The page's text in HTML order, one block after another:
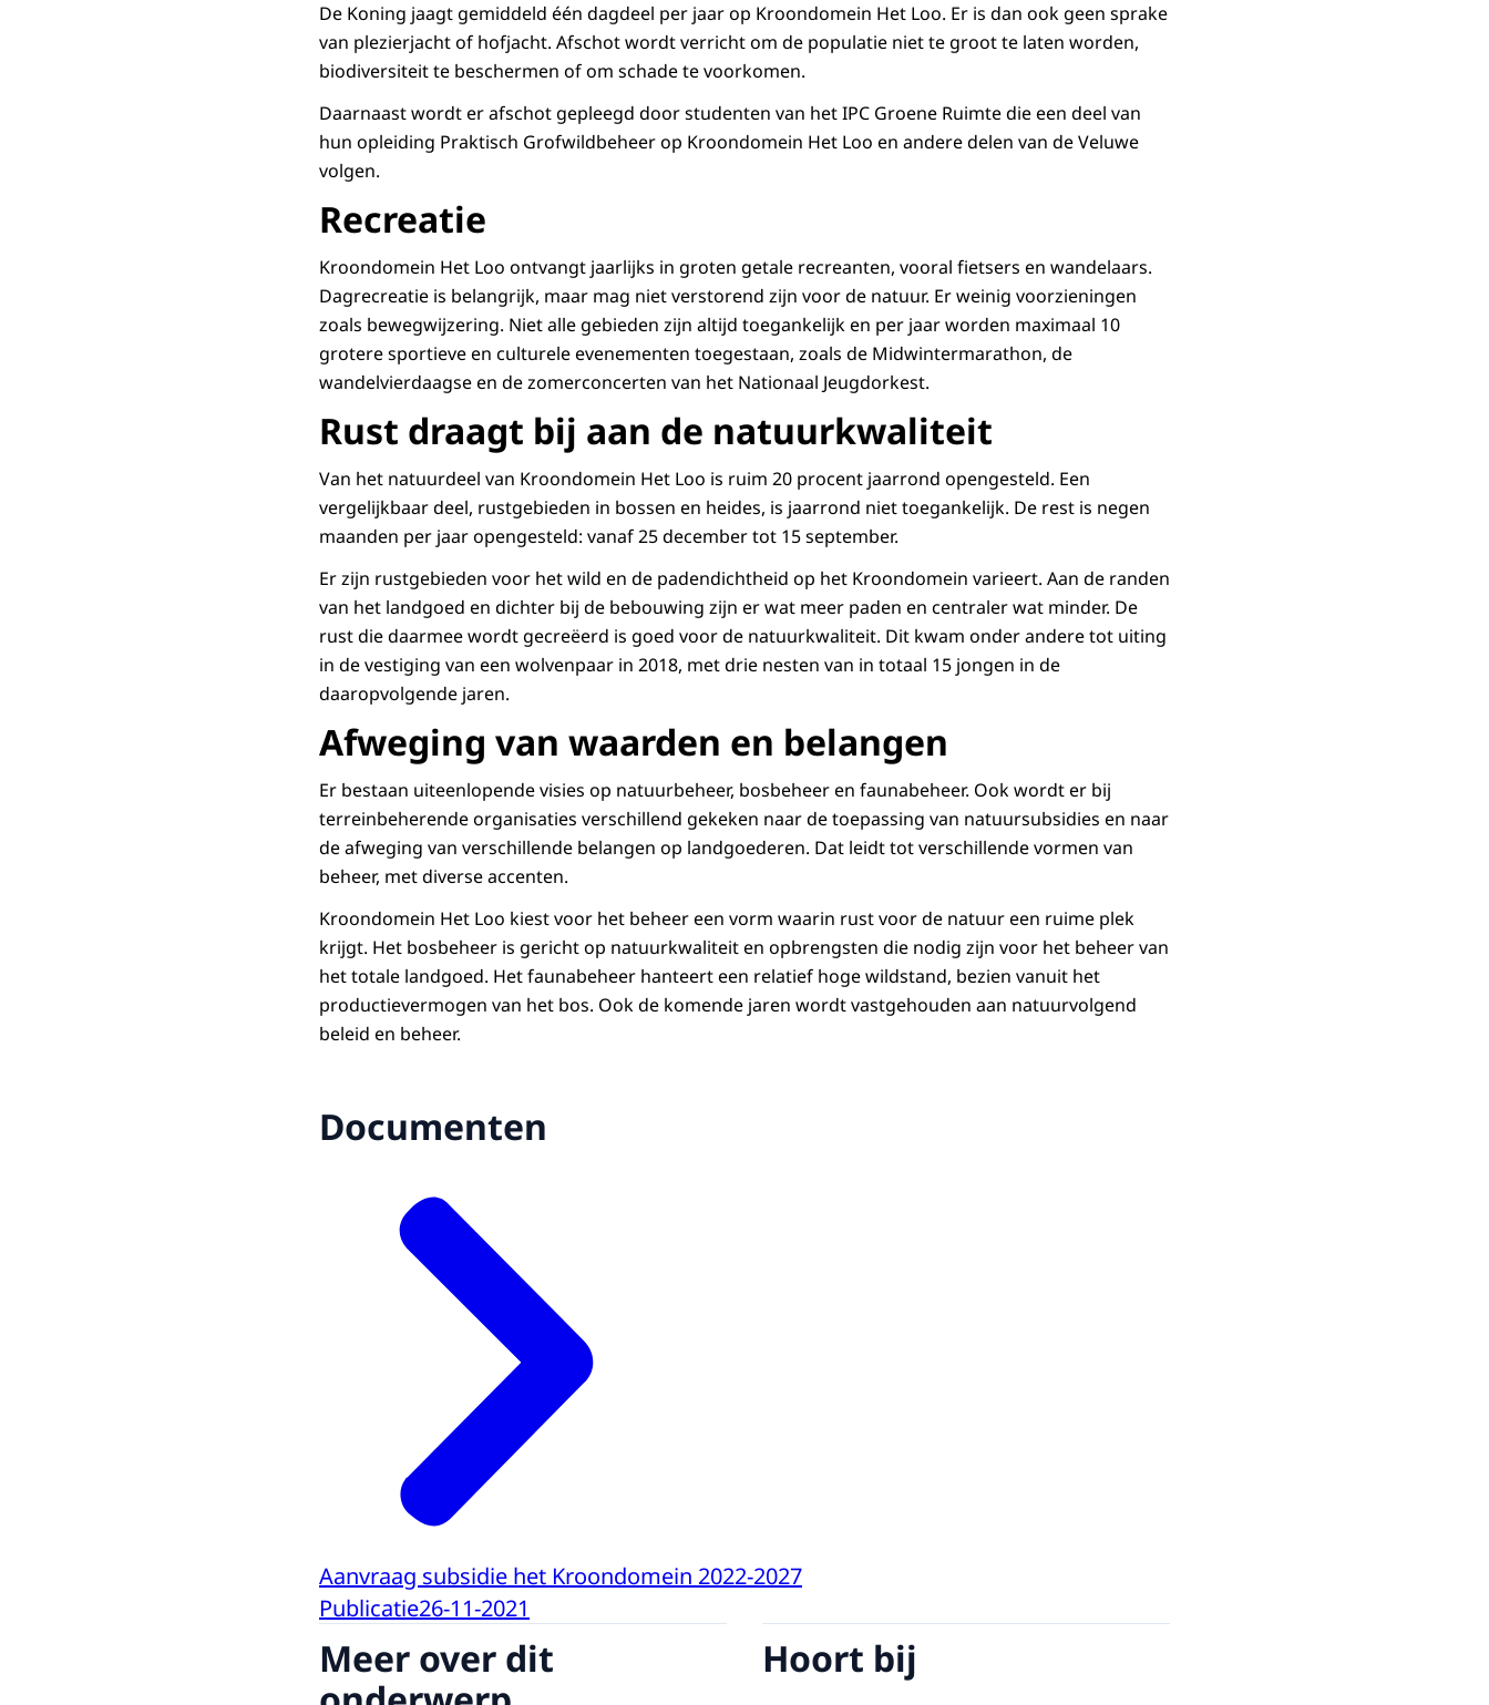
De Koning jaagt gemiddeld één dagdeel per jaar op Kroondomein Het Loo. Er is dan ook geen sprake
van plezierjacht of hofjacht. Afschot wordt verricht om de populatie niet te groot te laten worden,
biodiversiteit te beschermen of om schade te voorkomen.
Daarnaast wordt er afschot gepleegd door studenten van het IPC Groene Ruimte die een deel van
hun opleiding Praktisch Grofwildbeheer op Kroondomein Het Loo en andere delen van de Veluwe
volgen.
Recreatie
Kroondomein Het Loo ontvangt jaarlijks in groten getale recreanten, vooral fietsers en wandelaars.
Dagrecreatie is belangrijk, maar mag niet verstorend zijn voor de natuur. Er weinig voorzieningen
zoals bewegwijzering. Niet alle gebieden zijn altijd toegankelijk en per jaar worden maximaal 10
grotere sportieve en culturele evenementen toegestaan, zoals de Midwintermarathon, de
wandelvierdaagse en de zomerconcerten van het Nationaal Jeugdorkest.
Rust draagt bij aan de natuurkwaliteit
Van het natuurdeel van Kroondomein Het Loo is ruim 20 procent jaarrond opengesteld. Een
vergelijkbaar deel, rustgebieden in bossen en heides, is jaarrond niet toegankelijk. De rest is negen
maanden per jaar opengesteld: vanaf 25 december tot 15 september.
Er zijn rustgebieden voor het wild en de padendichtheid op het Kroondomein varieert. Aan de randen
van het landgoed en dichter bij de bebouwing zijn er wat meer paden en centraler wat minder. De
rust die daarmee wordt gecreëerd is goed voor de natuurkwaliteit. Dit kwam onder andere tot uiting
in de vestiging van een wolvenpaar in 2018, met drie nesten van in totaal 15 jongen in de
daaropvolgende jaren.
Afweging van waarden en belangen
Er bestaan uiteenlopende visies op natuurbeheer, bosbeheer en faunabeheer. Ook wordt er bij
terreinbeherende organisaties verschillend gekeken naar de toepassing van natuursubsidies en naar
de afweging van verschillende belangen op landgoederen. Dat leidt tot verschillende vormen van
beheer, met diverse accenten.
Kroondomein Het Loo kiest voor het beheer een vorm waarin rust voor de natuur een ruime plek
krijgt. Het bosbeheer is gericht op natuurkwaliteit en opbrengsten die nodig zijn voor het beheer van
het totale landgoed. Het faunabeheer hanteert een relatief hoge wildstand, bezien vanuit het
productievermogen van het bos. Ook de komende jaren wordt vastgehouden aan natuurvolgend
beleid en beheer.
Documenten
Aanvraag subsidie het Kroondomein 2022-2027
Publicatie26-11-2021
Meer over dit
Hoort bij